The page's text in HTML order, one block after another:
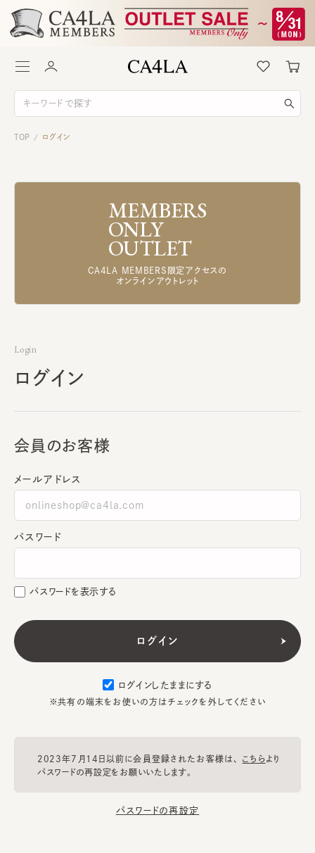
TOP / ログイン
MEMBERS
ONLY
OUTLET
CA4LA MEMBERS限定アクセスの
オンラインアウトレット
Login
ログイン
会員のお客様
メールアドレス
パスワード
パスワードを表示する
ログインしたままにする
※共有の端末をお使いの方はチェックを外してください
2023年7月14日以前に会員登録されたお客様は、 こちらより
パスワードの再設定をお願いいたします。
パスワードの再設定